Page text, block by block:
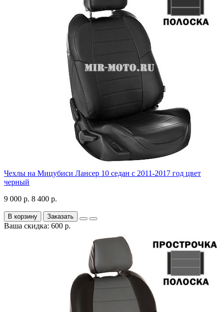
Чехлы на Мицубиси Лансер 10 седан с 2011-2017 год цвет
черный
9 000 р. 8 400 р.
В корзину Заказать
Ваша скидка: 600 р.